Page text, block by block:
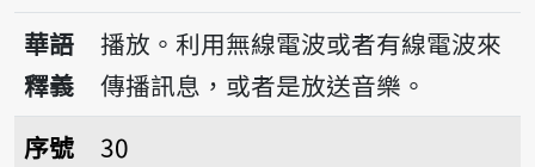
播放音讀pòo-sàng
華語
釋義
播放。利用無線電波或者有線電波來
傳播訊息，或者是放送音樂。
序號30新聞
序號
30